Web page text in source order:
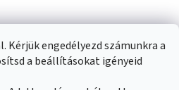
Kérjük engedélyezd számunkra a
a beállításokat igényeid